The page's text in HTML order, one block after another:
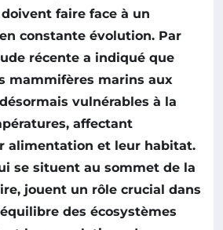
faire face à un
constante évolution. Par
récente a indiqué que
mammifères marins aux
vulnérables à la
affectant
alimentation et leur habitat.
se situent au sommet de la
, jouent un rôle crucial dans
des écosystèmes